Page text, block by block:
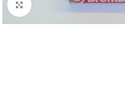
Clicca per ingrandire